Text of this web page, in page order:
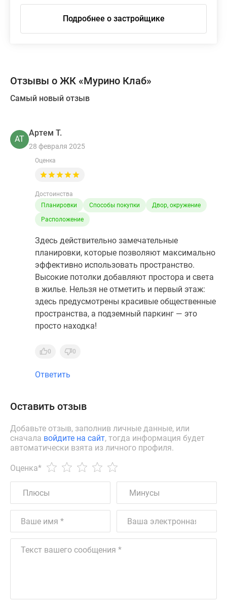
Подробнее о застройщике
Отзывы о ЖК «Мурино Клаб»
Самый новый отзыв
АТ
Артем Т.
28 февраля 2025
Оценка
Достоинства
Планировки
Способы покупки
Двор, окружение
Расположение
Здесь действительно замечательные
планировки, которые позволяют максимально
эффективно использовать пространство.
Высокие потолки добавляют простора и света
в жилье. Нельзя не отметить и первый этаж:
здесь предусмотрены красивые общественные
пространства, а подземный паркинг — это
просто находка!
0 0
Ответить
Оставить отзыв
Добавьте отзыв, заполнив личные данные, или
сначала войдите на сайт, тогда информация будет
автоматически взята из личного профиля.
Оценка*